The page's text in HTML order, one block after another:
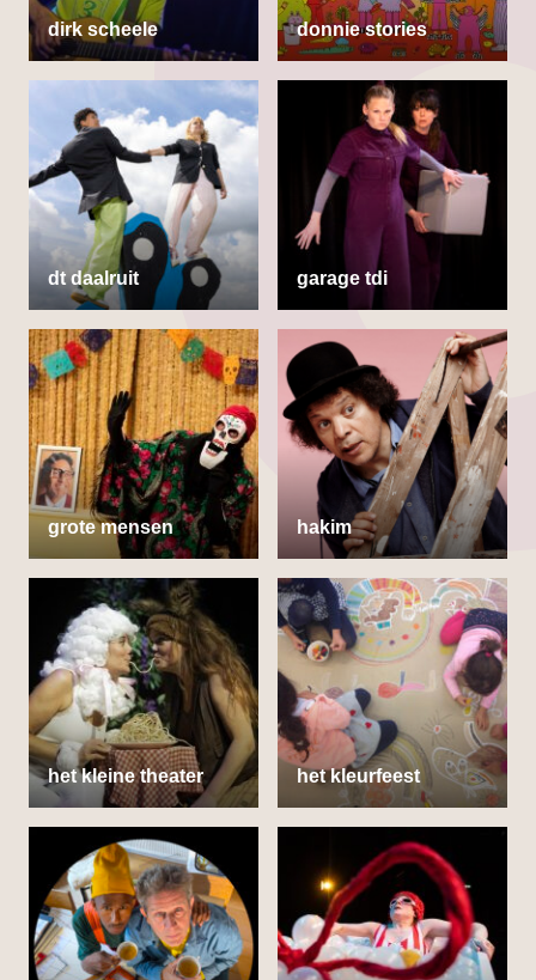
dirk scheele donnie stories
dt daalruit garage tdi
grote mensen hakim
het kleine theater het kleurfeest